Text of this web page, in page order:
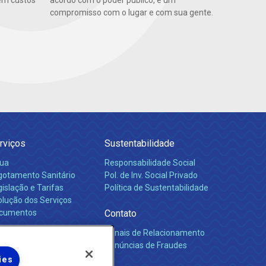
compromisso com o lugar e com sua gente.
Sanitário
e Tarifas
dos Serviços
Sustentabilidade
Responsabilidade Social
Pol. de Inv. Social Privado
Política de Sustentabilidade
Contato
Canais de Relacionamento
Denúncias de Fraudes